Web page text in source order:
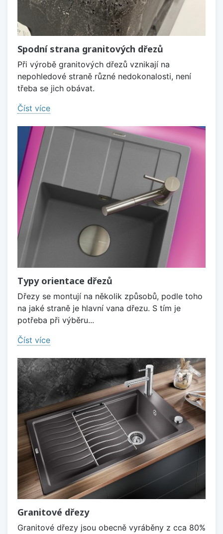
Spodní strana granitových dřezů
Při výrobě granitových dřezů vznikají na
nepohledové straně různé nedokonalosti, není
třeba se jich obávat.
Číst více
Typy orientace dřezů
Dřezy se montují na několik způsobů, podle toho
na jaké straně je hlavní vana dřezu. S tím je
potřeba při výběru...
Číst více
Granitové dřezy
Granitové dřezy jsou obecně vyráběny z cca 80%